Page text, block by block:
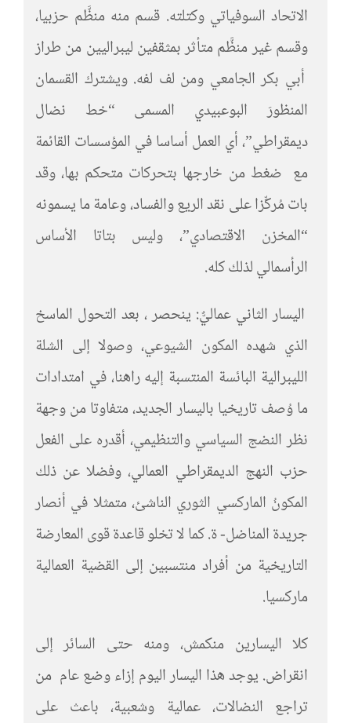
الاتحاد السوفياتي وكتلته. قسم منه منظَّم حزبيا،
وقسم غير منظَّم متأثر بمثقفين ليبراليين من طراز
أبي بكر الجامعي ومن لف لفه. ويشترك القسمان
المنظورَ البوعبيدي المسمى “خط نضال
ديمقراطي”، أي العمل أساسا في المؤسسات القائمة
مع ضغط من خارجها بتحركات متحكم بها، وقد
بات مُركِّزا على نقد الريع والفساد، وعامة ما يسمونه
“المخزن الاقتصادي”، وليس بتاتا الأساس
الرأسمالي لذلك كله.
اليسار الثاني عماليٌّ: ينحصر ، بعد التحول الماسخ
الذي شهده المكون الشيوعي، وصولا إلى الشلة
الليبرالية البائسة المنتسبة إليه راهنا، في امتدادات
ما وُصف تاريخيا باليسار الجديد، متفاوتا من وجهة
نظر النضج السياسي والتنظيمي، أقدره على الفعل
حزب النهج الديمقراطي العمالي، وفضلا عن ذلك
المكونُ الماركسي الثوري الناشئ، متمثلا في أنصار
جريدة المناضل- ة. كما لا تخلو قاعدة قوى المعارضة
التاريخية من أفراد منتسبين إلى القضية العمالية
ماركسيا.
كلا اليسارين منكمش، ومنه حتى السائر إلى
انقراض. يوجد هذا اليسار اليوم إزاء وضع عام من
تراجع النضالات، عمالية وشعبية، باعث على